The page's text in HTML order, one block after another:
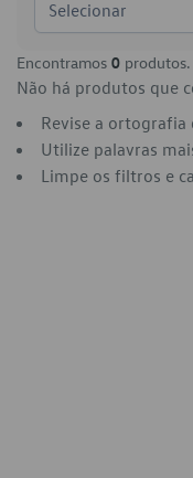
Selecionar
Encontramos 0 produtos.
Não há produtos que
Revise a ortografia
Utilize palavras
Limpe os filtros e